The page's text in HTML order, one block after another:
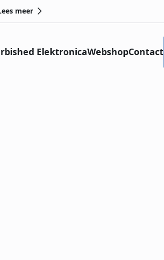
meer
ElektronicaWebshopContact